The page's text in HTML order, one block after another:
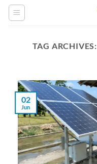
Skip
TAG ARCHIVES:
02
Jun